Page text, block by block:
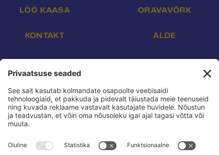
LÖÖ KAASA
KONTAKT
ORAVAVÕRK
ALDE
Aadress:
Endla 16, Tallinn 10142
Telefon: +372 507 3113
Konto nr: EE532200221002169472
Saaja: Eesti Reformierakond
Pank:
HABAEE2X
reform.ee kasutustingimused: